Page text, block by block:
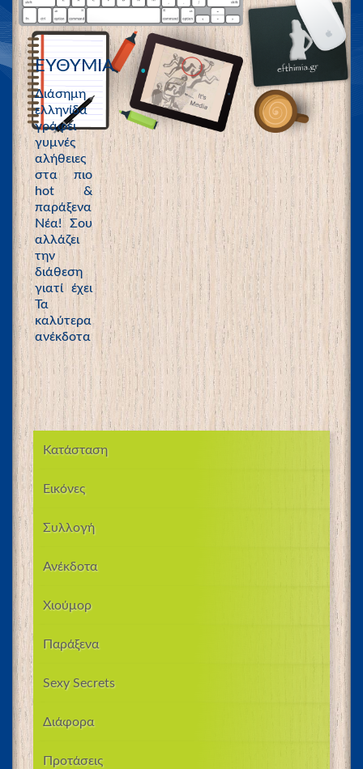
ΕΥΘΥΜΙΑ
Διάσημη
ελληνίδα
γράφει
γυμνές
αλήθειες
στα πιο
hot &
παράξενα
Νέα! Σου
αλλάζει
την
διάθεση
γιατί έχει
Τα
καλύτερα
ανέκδοτα
Κατάσταση
Εικόνες
Συλλογή
Ανέκδοτα
Χιούμορ
Παράξενα
Sexy Secrets
Διάφορα
Προτάσεις